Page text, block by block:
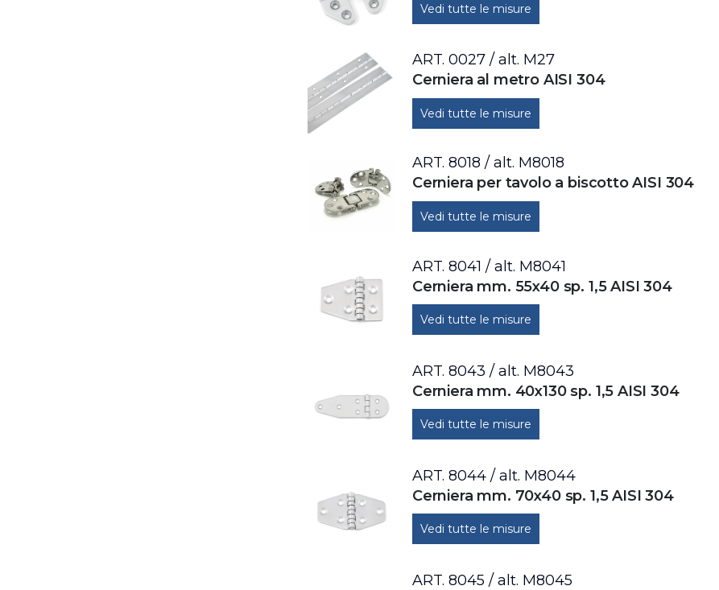
Vedi tutte le misure
ART. 0027 / alt. M27
Cerniera al metro AISI 304
Vedi tutte le misure
ART. 8018 / alt. M8018
Cerniera per tavolo a biscotto AISI 304
Vedi tutte le misure
ART. 8041 / alt. M8041
Cerniera mm. 55x40 sp. 1,5 AISI 304
Vedi tutte le misure
ART. 8043 / alt. M8043
Cerniera mm. 40x130 sp. 1,5 AISI 304
Vedi tutte le misure
ART. 8044 / alt. M8044
Cerniera mm. 70x40 sp. 1,5 AISI 304
Vedi tutte le misure
ART. 8045 / alt. M8045